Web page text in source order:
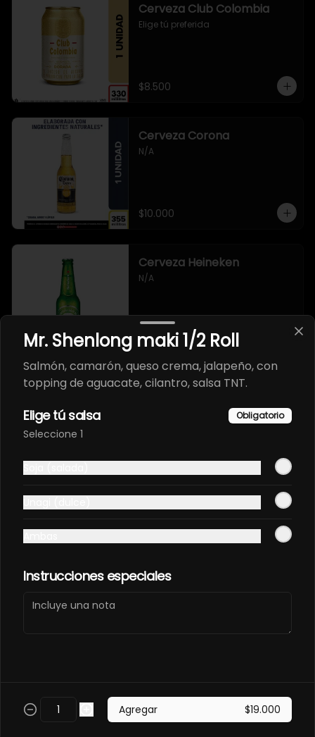
Cerveza Club Colombia
Elige tú preferida
$8.500
Cerveza Corona
N/A
$10.000
Cerveza Heineken
N/A
$10.000
Cerveza artesanal 3
Elige tú favorita
$8.000
Mr. Shenlong maki 1/2 Roll
Salmón, camarón, queso crema, jalapeño, con
topping de aguacate, cilantro, salsa TNT.
Elige tú salsa Obligatorio
Seleccione 1
Instrucciones especiales
Agregar $19.000